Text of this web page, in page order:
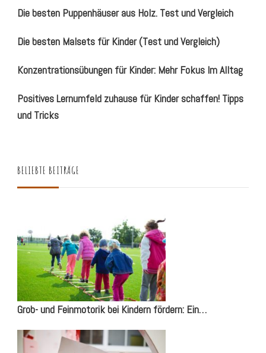
Die besten Puppenhäuser aus Holz. Test und Vergleich
Die besten Malsets für Kinder (Test und Vergleich)
Konzentrationsübungen für Kinder: Mehr Fokus Im Alltag
Positives Lernumfeld zuhause für Kinder schaffen! Tipps
und Tricks
BELIEBTE BEITRÄGE
Grob- und Feinmotorik bei Kindern fördern: Ein…